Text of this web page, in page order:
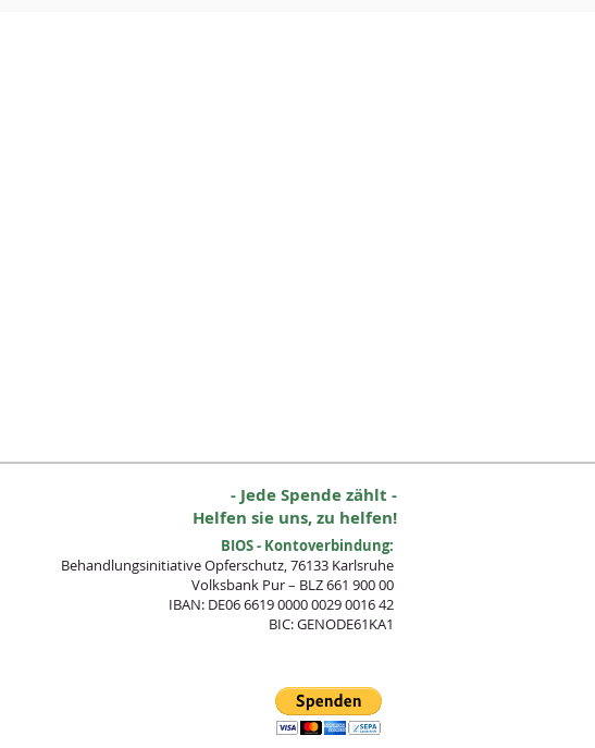
- Jede Spende zählt -
Helfen sie uns, zu helfen!
BIOS - Kontoverbindung:
Behandlungsinitiative Opferschutz, 76133 Karlsruhe
Volksbank Pur – BLZ 661 900 00
IBAN: DE06 6619 0000 0029 0016 42
BIC: GENODE61KA1